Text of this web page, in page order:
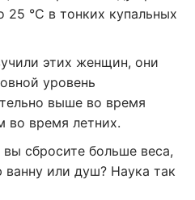
25 °C в тонких купальных
этих женщин, они
уровень
выше во время
во время летних.
сбросите больше веса,
или душ? Наука так